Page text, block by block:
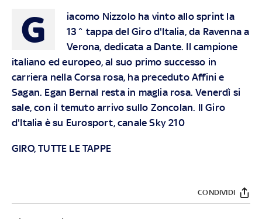
G
iacomo Nizzolo ha vinto allo sprint la
13^ tappa del Giro d'Italia, da Ravenna a
Verona, dedicata a Dante. Il campione
italiano ed europeo, al suo primo successo in
carriera nella Corsa rosa, ha preceduto Affini e
Sagan. Egan Bernal resta in maglia rosa. Venerdì si
sale, con il temuto arrivo sullo Zoncolan. Il Giro
d'Italia è su Eurosport, canale Sky 210
GIRO, TUTTE LE TAPPE
CONDIVIDI